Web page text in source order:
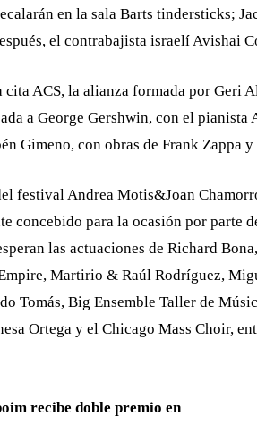
en la sala Barts tindersticks;
el contrabajista israelí Avishai
cita ACS, la alianza formada por Geri
a George Gershwin, con el
Gimeno, con obras de Frank Zappa
festival Andrea Motis&Joan
concebido para la ocasión por parte
las actuaciones de Richard
Martirio & Raúl Rodríguez,
Tomás, Big Ensemble Taller de
Ortega y el Chicago Mass Choir,
recibe doble premio en